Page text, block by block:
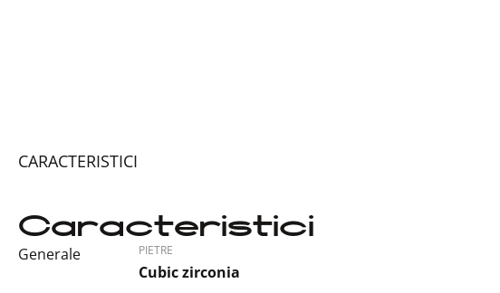
CARACTERISTICI
Caracteristici
Generale PIETRE
Cubic zirconia